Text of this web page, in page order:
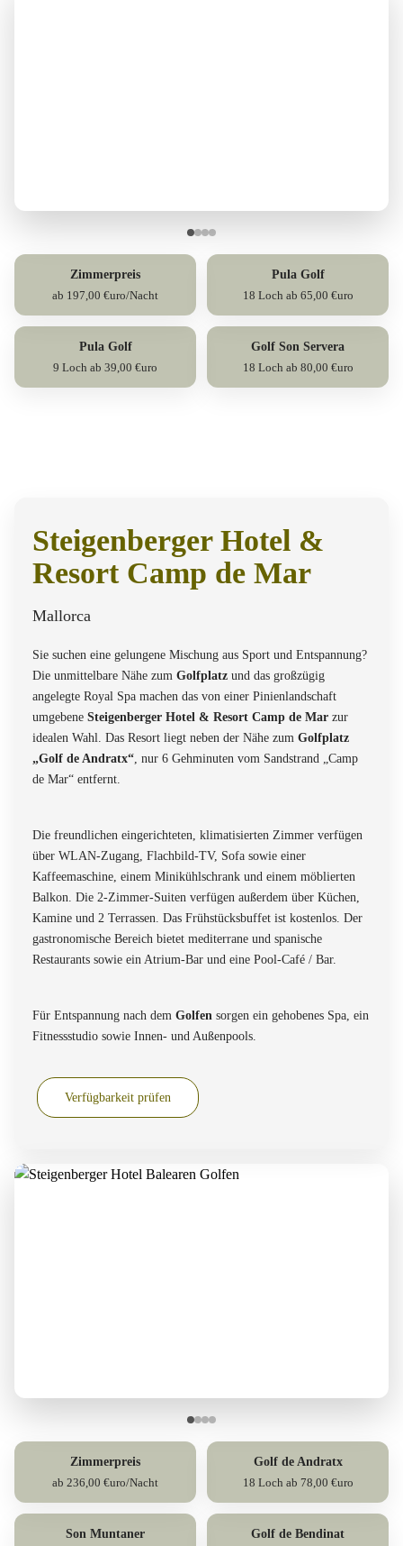
Zimmerpreis
ab 197,00 €uro/Nacht
Pula Golf
18 Loch ab 65,00 €uro
Pula Golf
9 Loch ab 39,00 €uro
Golf Son Servera
18 Loch ab 80,00 €uro
Steigenberger Hotel &
Resort Camp de Mar
Mallorca
Sie suchen eine gelungene Mischung aus Sport und Entspannung?
Die unmittelbare Nähe zum Golfplatz und das großzügig
angelegte Royal Spa machen das von einer Pinienlandschaft
umgebene Steigenberger Hotel & Resort Camp de Mar zur
idealen Wahl. Das Resort liegt neben der Nähe zum Golfplatz
„Golf de Andratx“ , nur 6 Gehminuten vom Sandstrand „Camp
de Mar“ entfernt.
Die freundlichen eingerichteten, klimatisierten Zimmer verfügen
über WLAN-Zugang, Flachbild-TV, Sofa sowie einer
Kaffeemaschine, einem Minikühlschrank und einem möblierten
Balkon. Die 2-Zimmer-Suiten verfügen außerdem über Küchen,
Kamine und 2 Terrassen. Das Frühstücksbuffet ist kostenlos. Der
gastronomische Bereich bietet mediterrane und spanische
Restaurants sowie ein Atrium-Bar und eine Pool-Café / Bar.
Für Entspannung nach dem Golfen sorgen ein gehobenes Spa, ein
Fitnessstudio sowie Innen- und Außenpools.
Verfügbarkeit prüfen
Zimmerpreis
ab 236,00 €uro/Nacht
Golf de Andratx
18 Loch ab 78,00 €uro
Son Muntaner Golf de Bendinat